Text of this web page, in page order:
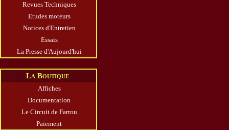
Revues Techniques
Etudes moteurs
Notices d'Entretien
Essais
La Presse d'Aujourd'hui
La Boutique
Affiches
Documentation
Le Circuit de Farrou
Paiement